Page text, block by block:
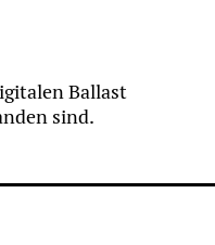
Ballast
sind.